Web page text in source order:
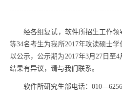
经各组复试，软件所招生工作
等34名考生为我所2017年攻读硕士学
以公示，公示期为2017年3月 27日至4
结果有异议，请与我们联系。
软件所研究生部电话： 010—